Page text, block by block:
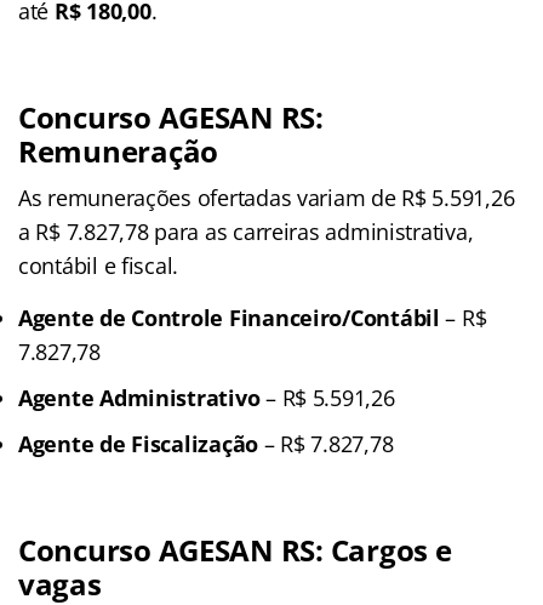
até R$ 180,00.
Concurso AGESAN RS:
Remuneração
As remunerações ofertadas variam de R$ 5.591,26
a R$ 7.827,78 para as carreiras administrativa,
contábil e fiscal.
Agente de Controle Financeiro/Contábil – R$
7.827,78
Agente Administrativo– R$ 5.591,26
Agente de Fiscalização – R$ 7.827,78
Concurso AGESAN RS: Cargos e
vagas